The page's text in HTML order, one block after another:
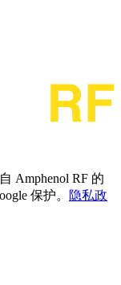
Amphenol RF 的
保护。
隐私政